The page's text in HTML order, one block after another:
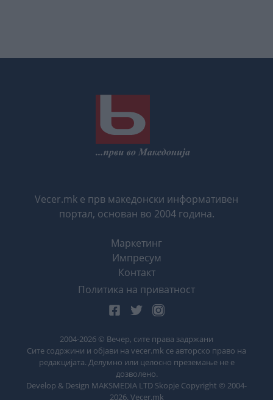
Vecer.mk е прв македонски информативен
портал, основан во 2004 година.
Маркетинг
Импресум
Контакт
Политика на приватност
2004-2026 © Вечер, сите права задржани
Сите содржини и објави на vecer.mk се авторско право на
редакцијата. Делумно или целосно преземање не е
дозволено.
Develop & Design MAKSMEDIA LTD Skopje Copyright © 2004-
2026. Vecer.mk